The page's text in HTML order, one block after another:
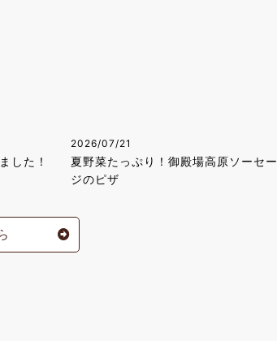
した！
2026/07/21
夏野菜たっぷり！御殿場高原ソーセー
ジのピザ